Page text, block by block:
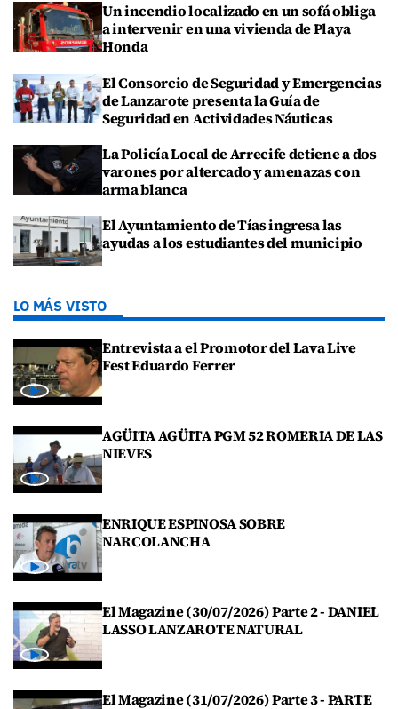
Un incendio localizado en un sofá obliga
a intervenir en una vivienda de Playa
Honda
El Consorcio de Seguridad y Emergencias
de Lanzarote presenta la Guía de
Seguridad en Actividades Náuticas
La Policía Local de Arrecife detiene a dos
varones por altercado y amenazas con
arma blanca
El Ayuntamiento de Tías ingresa las
ayudas a los estudiantes del municipio
LO MÁS VISTO
Entrevista a el Promotor del Lava Live
Fest Eduardo Ferrer
AGÜITA AGÜITA PGM 52 ROMERIA DE LAS
NIEVES
ENRIQUE ESPINOSA SOBRE
NARCOLANCHA
El Magazine (30/07/2026) Parte 2 - DANIEL
LASSO LANZAROTE NATURAL
El Magazine (31/07/2026) Parte 3 - PARTE